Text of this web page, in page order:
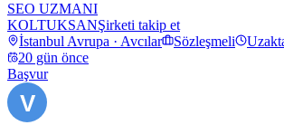
SEO UZMANI
KOLTUKSANŞirketi takip et
İstanbul Avrupa · Avcılar
Sözleşmeli
20 gün önce
Başvur
V